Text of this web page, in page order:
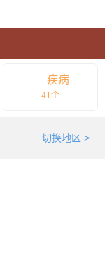
疾病
41个
切换地区 >